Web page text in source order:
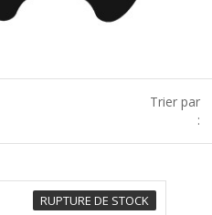
Trier par
:
RUPTURE DE STOCK